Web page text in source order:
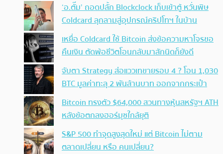
‘อ.ตั๊ม’ ถอดปลั้ก Blockclock เก็บเข้าตู้ หวั่นพิษ
Coldcard ลุกลามสู่อุปกรณ์คริปโทฯ ในบ้าน
เหยื่อ Coldcard ใช้ Bitcoin ส่งข้อความหาโจรขอ
คืนเงิน ตัดพ้อชีวิตโอนกลับมาสักนิดก็ยังดี
จับตา Strategy ส่อแววเทขายรอบ 4 ? โอน 1,030
BTC มูลค่าทะลุ 2 พันล้านบาท ออกจากกระเป๋า
Bitcoin ทรงตัว $64,000 สวนทางหุ้นสหรัฐฯ ATH
หลังข้อตกลงฮอร์มุซใกล้ยุติ
S&P 500 ทำจุดสูงสุดใหม่ แต่ Bitcoin ไม่ตาม
ตลาดเปลี่ยน หรือ คนเปลี่ยน?